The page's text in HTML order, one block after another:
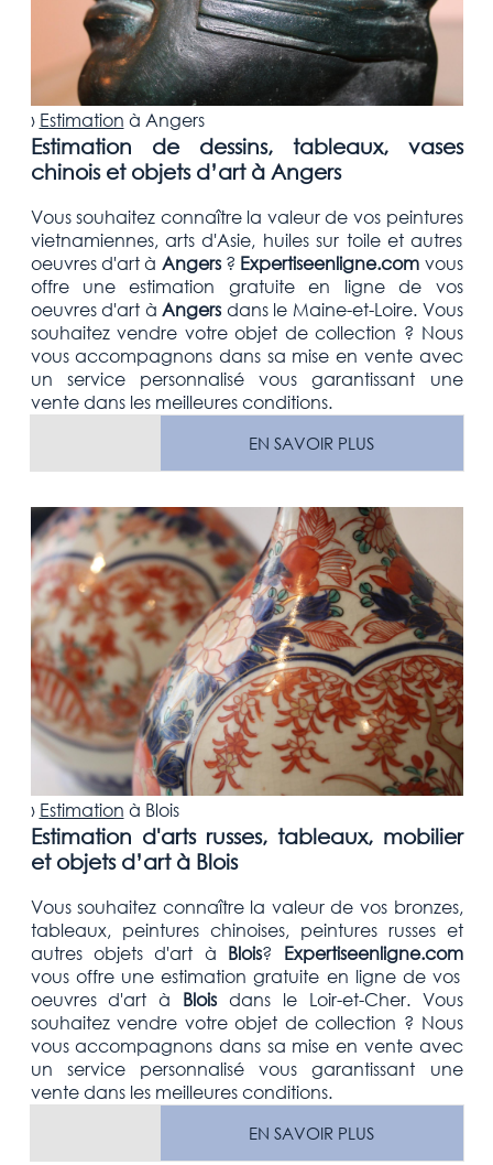
› Estimation à Angers
Estimation de dessins, tableaux, vases
chinois et objets d’art à Angers
Vous souhaitez connaître la valeur de vos peintures
vietnamiennes, arts d'Asie, huiles sur toile et autres
oeuvres d'artà Angers ? Expertiseenligne.com vous
offre une estimation gratuiteen ligne de vos
oeuvres d'art à Angers dans le Maine-et-Loire. Vous
souhaitez vendre votreobjet de collection ? Nous
vous accompagnons dans sa mise en vente avec
un service personnalisé vous garantissant une
vente dans les meilleures conditions.
EN SAVOIR PLUS
› Estimation à Blois
Estimation d'arts russes, tableaux, mobilier
et objets d’art à Blois
Vous souhaitez connaître la valeur de vos bronzes,
tableaux, peintures chinoises, peintures russes et
autres objets d'art à Blois? Expertiseenligne.com
vous offre une estimationgratuite en ligne de vos
oeuvres d'art à
Blois dans le Loir-et-Cher. Vous
souhaitez vendre votreobjet de collection ? Nous
vous accompagnons dans sa mise en vente avec
un service personnalisé vous garantissant une
vente dans les meilleures conditions.
EN SAVOIR PLUS